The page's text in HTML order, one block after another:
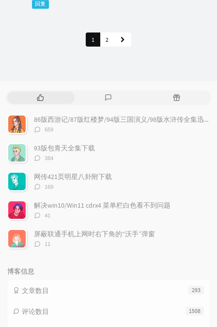
回复
1 2
热
文
章
评
论
随
文
章
86版西游记/87版红楼梦/94版三国演义/98版水浒传全集迅雷下载
评
数：
659
93版包青天全集下载
评
数：
384
网传421页明星八卦附下载
评
数：
169
解决win10/Win11 cdrx4 菜单栏白色看不到问题
评
数：
41
屏蔽联通手机上网时右下角的“沃手”弹窗
评
11
博客信息
293
文章数目
1508
评论数目